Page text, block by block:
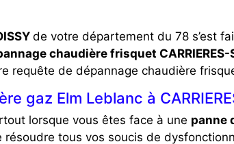
de votre département du 78 s’est
chaudière frisquet CARRIERES-
de dépannage chaudière
gaz Elm Leblanc à
lorsque vous êtes face à une panne
tous vos soucis de